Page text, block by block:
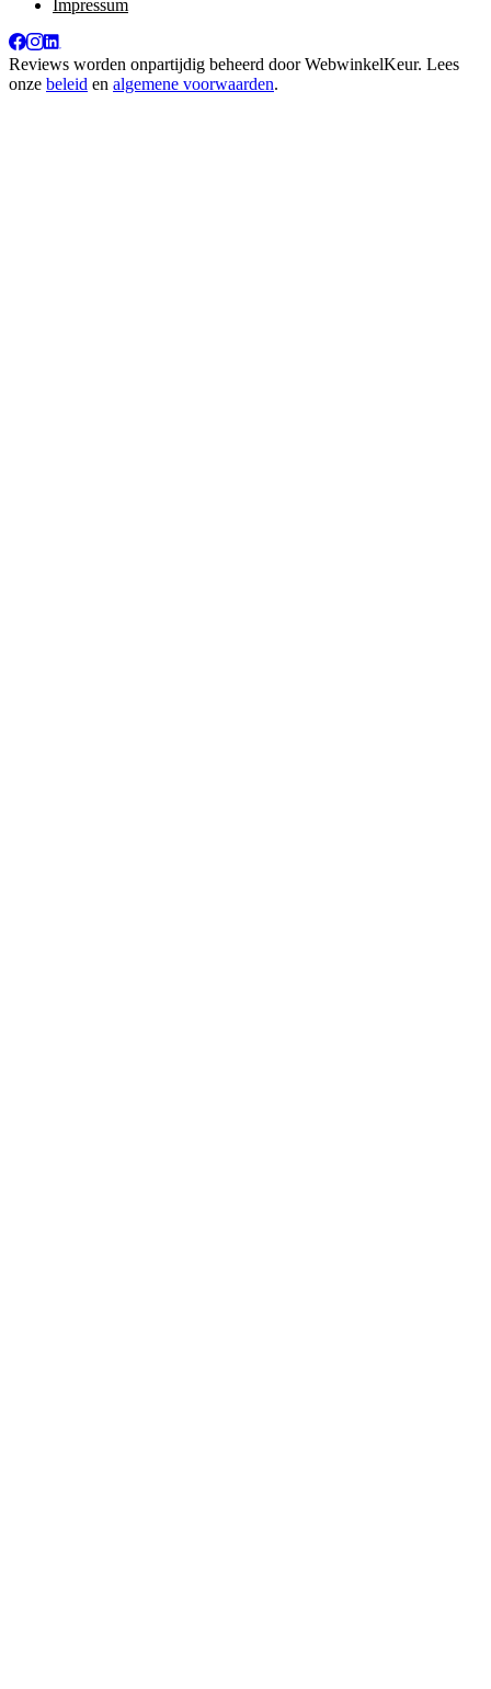
Impressum
Reviews worden onpartijdig beheerd doorWebwinkelKeur. Lees
onze beleid en algemene voorwaarden.